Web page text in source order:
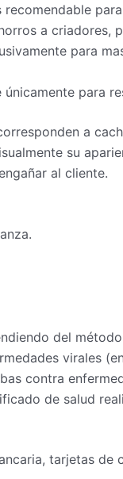
recomendable
a criadores,
para
únicamente para
a
su
al cliente.
del
virales
contra
de salud
tarjetas de